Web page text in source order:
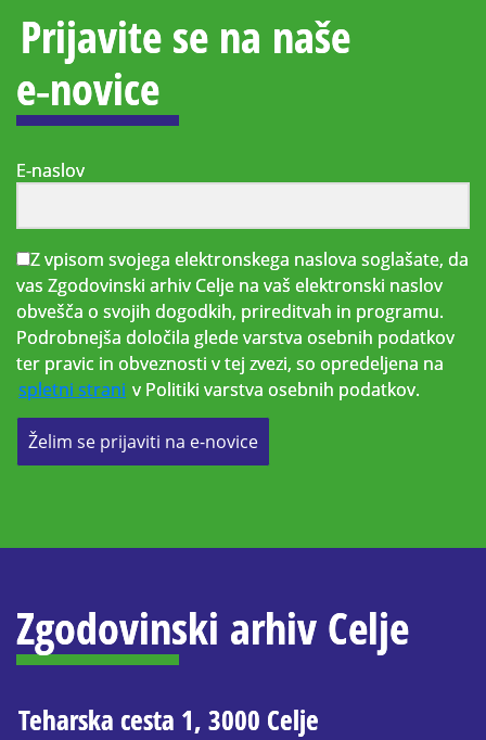
Prijavite se na naše
e‑novice
E-naslov
Z vpisom svojega elektronskega naslova soglašate, da
vas Zgodovinski arhiv Celje na vaš elektronski naslov
obvešča o svojih dogodkih, prireditvah in programu.
Podrobnejša določila glede varstva osebnih podatkov
ter pravic in obveznosti v tej zvezi, so opredeljena na
spletni strani v Politiki varstva osebnih podatkov.
Želim se prijaviti na e-novice
Zgodovinski arhiv Celje
Teharska cesta 1, 3000 Celje